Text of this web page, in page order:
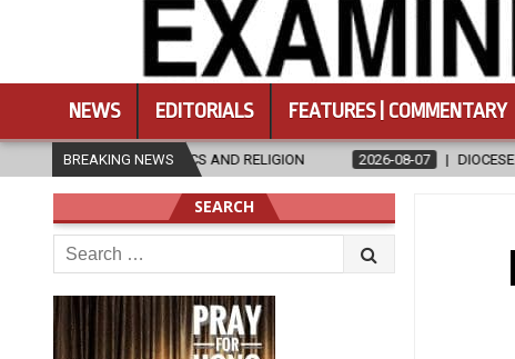
NEWS EDITORIALS FEATURES | COMMENTARY
BREAKING NEWS
AND RELIGION 2026-08-07 DIOCESE CELEBRATES 30 YEARS OF
SEARCH
Search
for: